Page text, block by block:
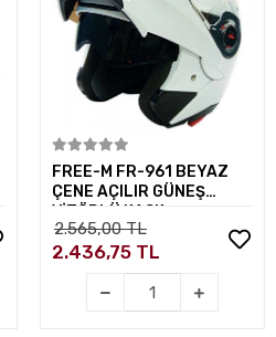
Sepete Ekle
FREE-M FR-961 BEYAZ
ÇENE AÇILIR GÜNEŞ
VİZÖRLÜ KASK
2.565,00 TL
2.436,75 TL